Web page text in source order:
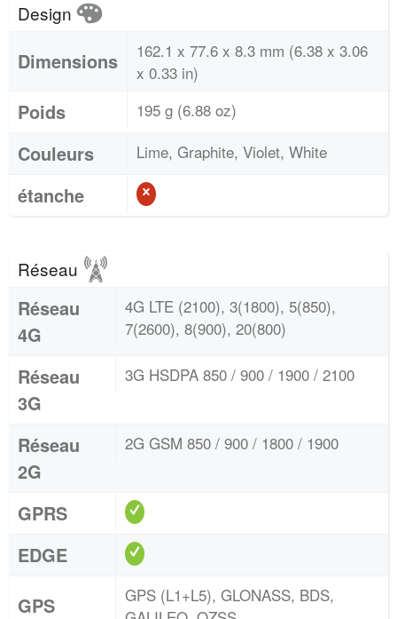
Design
Dimensions
162.1 x 77.6 x 8.3 mm (6.38 x 3.06
x 0.33 in)
Poids 195 g (6.88 oz)
Couleurs Lime, Graphite, Violet, White
étanche
Réseau
Réseau
4G
4G LTE (2100), 3(1800), 5(850),
7(2600), 8(900), 20(800)
Réseau
3G
3G HSDPA 850 / 900 / 1900 / 2100
Réseau
2G
2G GSM 850 / 900 / 1800 / 1900
GPRS
EDGE
GPS
GPS (L1+L5), GLONASS, BDS,